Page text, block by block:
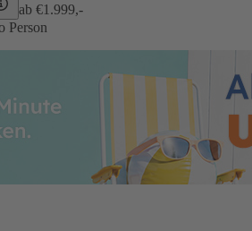
ab €1.999,-
Person